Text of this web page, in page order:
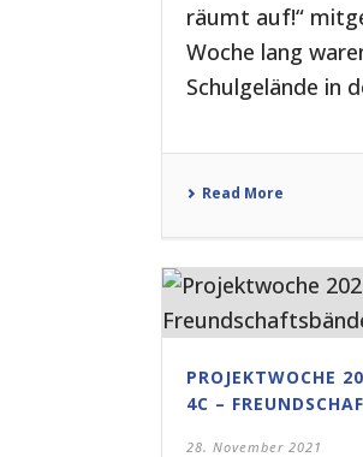
räumt auf!“
Woche lang
Schulgelände in
Read More
PROJEKTWOCHE
4C –
28. November 2021